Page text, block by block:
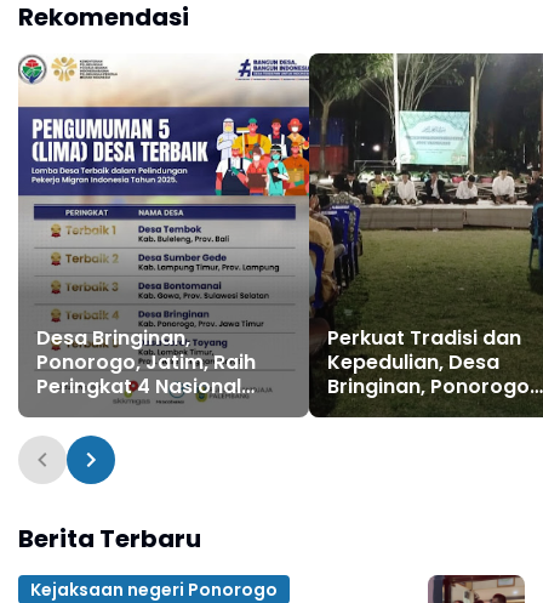
Rekomendasi
Desa Bringinan,
Ponorogo, Jatim, Raih
Peringkat 4 Nasional
Lomba Desa Terbaik
dalam Lomba
Perlindungan PMI 2025
Perkuat Tradisi dan
Kepedulian, Desa
Bringinan, Ponorogo
Gelar Istighosah Suro
Berita Terbaru
Kejaksaan negeri Ponorogo